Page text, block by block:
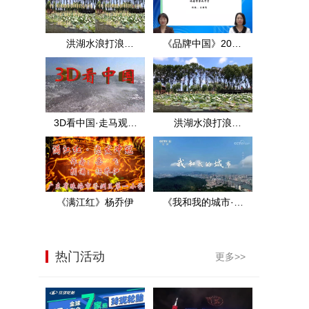
洪湖水浪打浪
·3D·MTV·王玉珍·洪
湖实景
《品牌中国》2021
年中考数学试题分
析（上）
3D看中国·走马观花
看洪湖·2D
洪湖水浪打浪
·2D·MTV·王玉珍·洪
湖实景
《满江红》杨乔伊
《我和我的城市·珠
热门活动 更多>>